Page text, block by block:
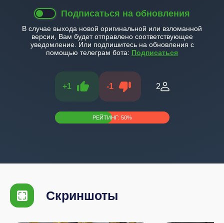
Подписаться на обновления
В случае выхода новой оригинальной или взломанной
версии, Вам будет отправлено соответствующее
уведомление. Или подпишитесь на обновления с
помощью телеграм бота: Подписаться
+1 -1 2
РЕЙТИНГ: 50%
Скриншоты